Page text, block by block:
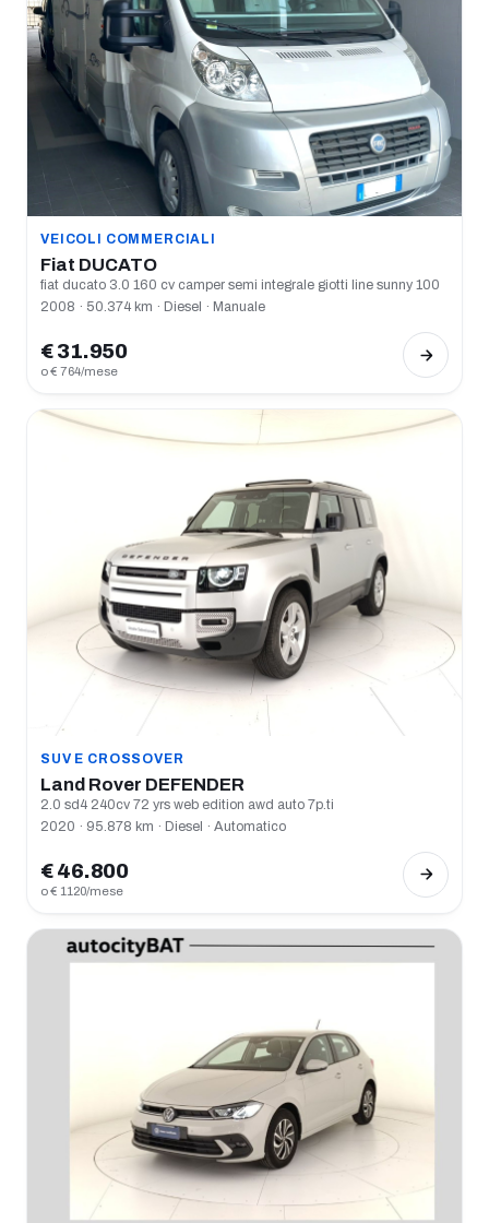
VEICOLI COMMERCIALI
Fiat DUCATO
fiat ducato 3.0 160 cv camper semi integrale giotti line sunny 100
2008 · 50.374 km · Diesel · Manuale
€ 31.950
o € 764/mese
SUV E CROSSOVER
Land Rover DEFENDER
2.0 sd4 240cv 72 yrs web edition awd auto 7p.ti
2020 · 95.878 km · Diesel · Automatico
€ 46.800
o € 1120/mese